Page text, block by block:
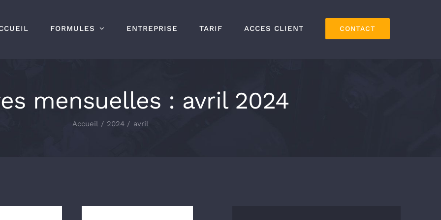
FORMULES ENTREPRISE TARIF ACCES CLIENT CONTACT
mensuelles : avril 2024
Accueil 2024 avril